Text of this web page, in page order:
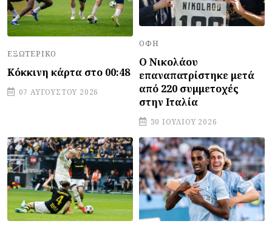
ΕΞΩΤΕΡΙΚΌ
Κόκκινη κάρτα στο 00:48
07 ΑΥΓΟΎΣΤΟΥ 2026
ΟΦΗ
Ο Νικολάου
επαναπατρίστηκε μετά
από 220 συμμετοχές
στην Ιταλία
30 ΙΟΥΛΊΟΥ 2026